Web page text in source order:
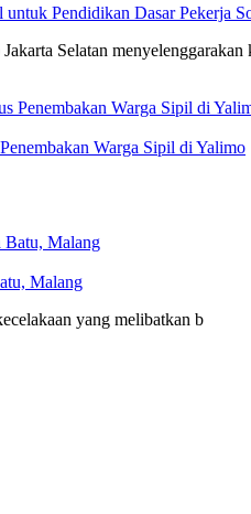
Pendidikan Dasar Pekerja
Selatan menyelenggarakan
Warga Sipil di Yalimo
Malang
yang melibatkan b